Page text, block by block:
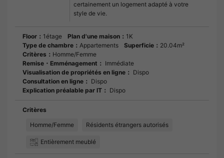
certainement un logement adapté à votre
style de vie.
Floor： 1étage Plan d'une maison： 1K
Type de chambre： Appartements Superficie： 20.04m²
Critères： Homme/Femme
Remise・Emménagement： Immédiate
Visualisation de propriétés en ligne： Dispo
Consultation en ligne： Dispo
Explication préalable par IT： Dispo
Critères
Homme/Femme
Résidents étrangers autorisés
Entièrement meublé